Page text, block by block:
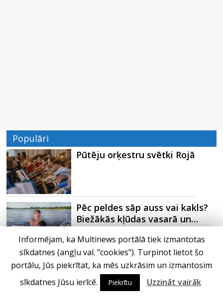
Populāri
Pūtēju orķestru svētki Rojā
Pēc peldes sāp auss vai kakls?
Biežākās kļūdas vasarā un…
Ko kaķa deguns var un nevar
pastāstīt par viņa veselību?
Informējam, ka Multinews portālā tiek izmantotas
sīkdatnes (angļu val. "cookies"). Turpinot lietot šo
portālu, Jūs piekrītat, ka mēs uzkrāsim un izmantosim
sīkdatnes Jūsu ierīcē.
Piekrītu Uzzināt vairāk